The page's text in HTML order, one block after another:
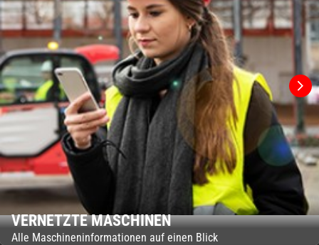
VERNETZTE MASCHINEN
Alle Maschineninformationen auf einen Blick